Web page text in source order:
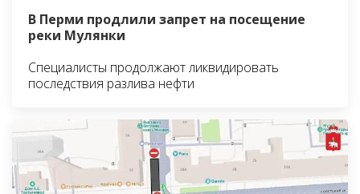
В Перми продлили запрет на посещение
реки Мулянки
Специалисты продолжают ликвидировать
последствия разлива нефти